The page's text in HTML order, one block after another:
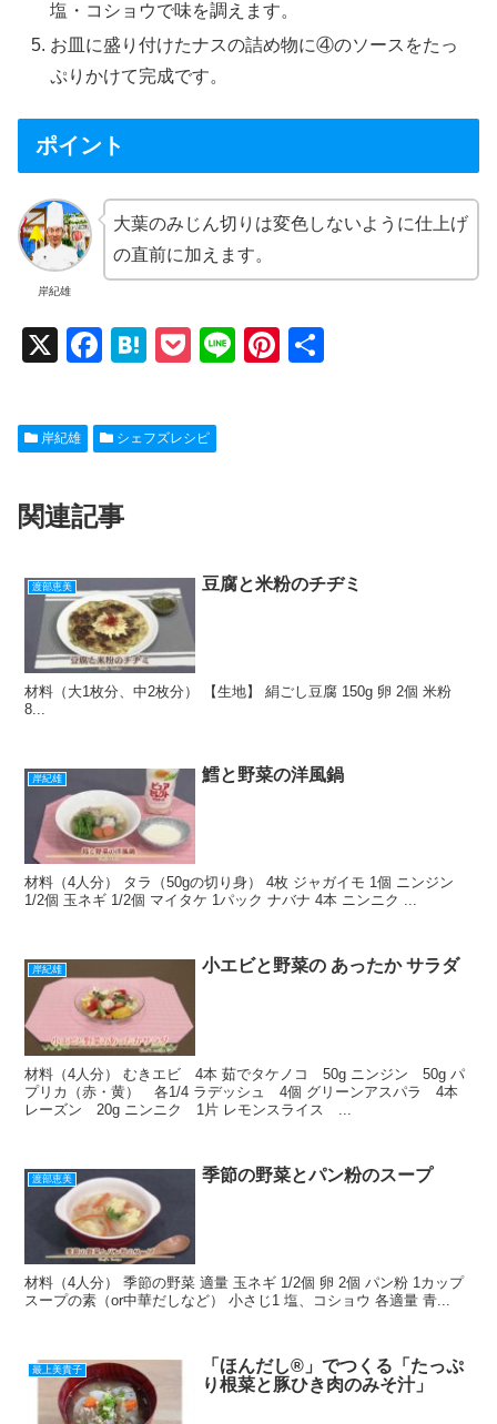
塩・コショウで味を調えます。
お皿に盛り付けたナスの詰め物に④のソースをたっ
ぷりかけて完成です。
ポイント
岸紀雄
大葉のみじん切りは変色しないように仕上げ
の直前に加えます。
X
F
c
e
o
k
H
e
n
P
ck
et
Li
Pi
岸紀雄 シェフズレシピ
関連記事
渡部恵美 豆腐と米粉のチヂミ
材料（大1枚分、中2枚分） 【生地】 絹ごし豆腐 150g 卵 2個 米粉
8...
岸紀雄 鱈と野菜の洋風鍋
材料（4人分） タラ（50gの切り身） 4枚 ジャガイモ 1個 ニンジン
1/2個 玉ネギ 1/2個 マイタケ 1パック ナバナ 4本 ニンニク ...
岸紀雄 小エビと野菜の あったか サラダ
材料（4人分） むきエビ 4本 茹でタケノコ 50g ニンジン 50g パ
プリカ（赤・黄） 各1/4 ラデッシュ 4個 グリーンアスパラ 4本
レーズン 20g ニンニク 1片 レモンスライス ...
渡部恵美 季節の野菜とパン粉のスープ
材料（4人分） 季節の野菜 適量 玉ネギ 1/2個 卵 2個 パン粉 1カップ
スープの素（or中華だしなど） 小さじ1 塩、コショウ 各適量 青...
最上美貴子
「ほんだし®」でつくる「たっぷ
り根菜と豚ひき肉のみそ汁」